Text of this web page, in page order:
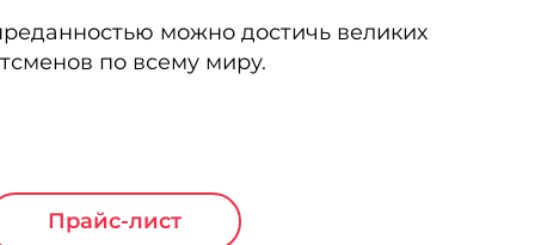
можно достичь великих
по всему миру.
Прайс-лист